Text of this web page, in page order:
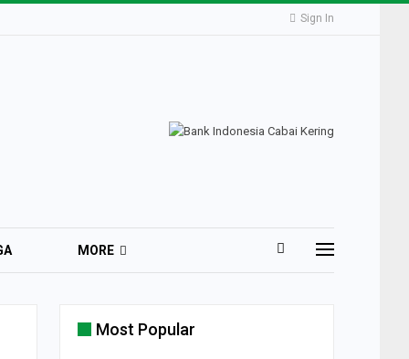
Sign In
MORE
Most Popular